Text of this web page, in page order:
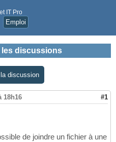
IT Pro
Emploi
les discussions
discussion
18h16 #1
de joindre un fichier à une